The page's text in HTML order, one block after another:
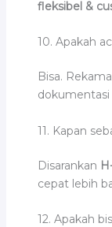
fleksibel &
10. Apakah
Bisa.
11. Kapan
Disarankan
cepat lebih
12. Apakah